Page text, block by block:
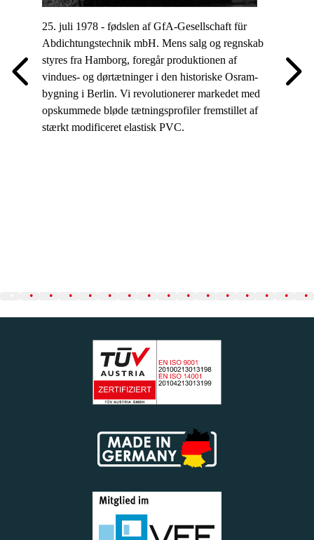
meget
25. juli 1978 - fødslen af GfA-Gesellschaft für
Abdichtungstechnik mbH. Mens salg og regnskab
styres fra Hamborg, foregår produktionen af
vindues- og dørtætninger i den historiske Osram-
bygning i Berlin. Vi revolutionerer markedet med
opskummede bløde tætningsprofiler fremstillet af
stærkt modificeret elastisk PVC.
. . . . . . . . . . . . . . .